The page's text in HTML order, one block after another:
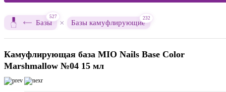
Базы
527
× Базы камуфлирующие
232
Камуфлирующая база MIO Nails Base Color
Marshmallow №04 15 мл